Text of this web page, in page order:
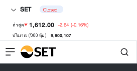
SET Closed
ล่าสุด 1,612.00 -2.64 (-0.16%)
ปริมาณ ('000 หุ้น) 9,800,107